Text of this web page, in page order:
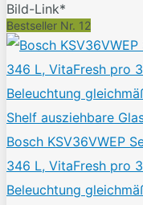
Bild-Link*
Bestseller Nr. 12
Bosch KSV36VWEP
346 L, VitaFresh pro
Beleuchtung